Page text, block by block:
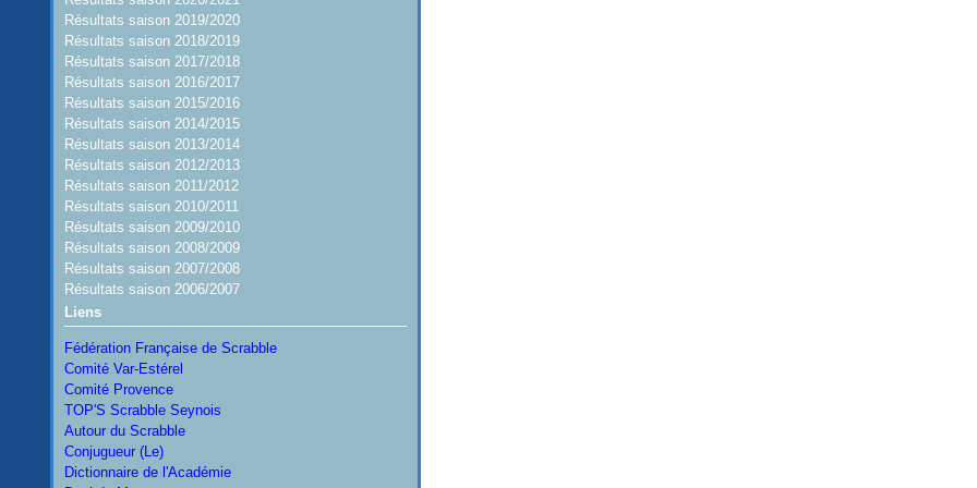
Résultats saison 2019/2020
Résultats saison 2018/2019
Résultats saison 2017/2018
Résultats saison 2016/2017
Résultats saison 2015/2016
Résultats saison 2014/2015
Résultats saison 2013/2014
Résultats saison 2012/2013
Résultats saison 2011/2012
Résultats saison 2010/2011
Résultats saison 2009/2010
Résultats saison 2008/2009
Résultats saison 2007/2008
Résultats saison 2006/2007
Liens
Fédération Française de Scrabble
Comité Var-Estérel
Comité Provence
TOP'S Scrabble Seynois
Autour du Scrabble
Conjugueur (Le)
Dictionnaire de l'Académie